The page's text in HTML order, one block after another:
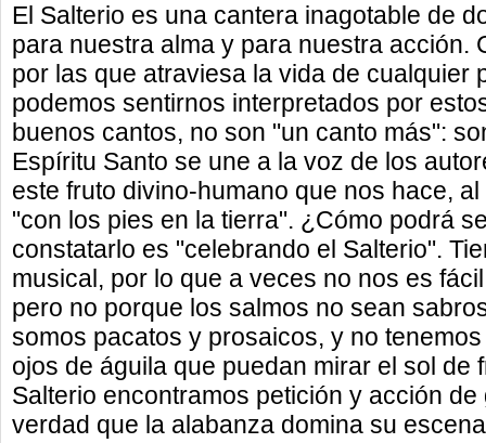
El Salterio es una cantera inagotable de
para nuestra alma y para nuestra acción.
por las que atraviesa la vida de cualquier
podemos sentirnos interpretados por
buenos cantos, no son "un canto más":
Espíritu Santo se une a la voz de los
este fruto divino-humano que nos hace,
"con los pies en la tierra". ¿Cómo podrá
constatarlo es "celebrando el Salterio".
musical, por lo que a veces no nos es
pero no porque los salmos no sean
somos pacatos y prosaicos, y no
ojos de águila que puedan mirar el sol de
Salterio encontramos petición y acción
verdad que la alabanza domina su